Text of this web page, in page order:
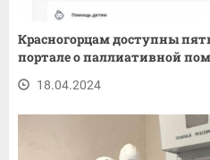
Красногорцам доступны
портале о паллиативной
18.04.2024